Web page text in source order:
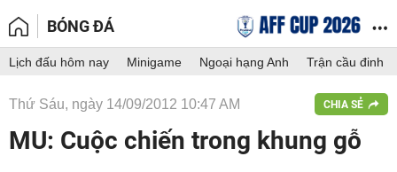
BÓNG ĐÁ
Lịch đấu hôm nay Minigame Ngoại hạng Anh Trận cầu đinh
Thứ Sáu, ngày 14/09/2012 10:47 AM CHIA SẺ
MU: Cuộc chiến trong khung gỗ